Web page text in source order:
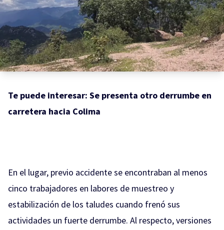
Te puede interesar: Se presenta otro derrumbe en
carretera hacia Colima
En el lugar, previo accidente se encontraban al menos
cinco trabajadores en labores de muestreo y
estabilización de los taludes cuando frenó sus
actividades un fuerte derrumbe. Al respecto, versiones